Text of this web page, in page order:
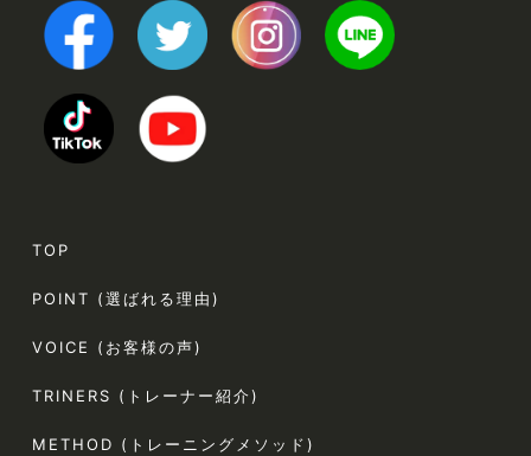
TOP
POINT (選ばれる理由)
VOICE (お客様の声)
TRINERS (トレーナー紹介)
METHOD (トレーニングメソッド)